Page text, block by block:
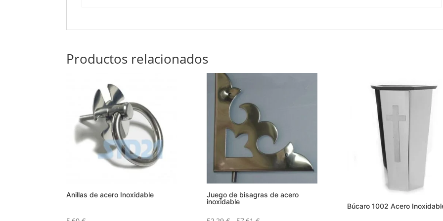
Productos relacionados
Anillas de acero Inoxidable
Juego de bisagras de acero
inoxidable
Búcaro 1002 Acero